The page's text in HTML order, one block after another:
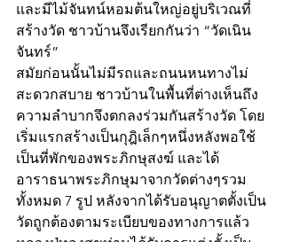
และมีไม้จันทน์หอมต้นใหญ่อยู่บริเวณที่
สร้างวัด ชาวบ้านจึงเรียกกันว่า “วัดเนิน
จันทร์”
สมัยก่อนนั้นไม่มีรถและถนนหนทางไม่
สะดวกสบาย ชาวบ้านในพื้นที่ต่างเห็นถึง
ความลำบากจึงตกลงร่วมกันสร้างวัด โดย
เริ่มแรกสร้างเป็นกุฎิเล็กๆหนึ่งหลังพอใช้
เป็นที่พักของพระภิกษุสงฆ์ และได้
อาราธนาพระภิกษุมาจากวัดต่างๆรวม
ทั้งหมด 7 รูป หลังจากได้รับอนุญาตตั้งเป็น
วัดถูกต้องตามระเบียบของทางการแล้ว